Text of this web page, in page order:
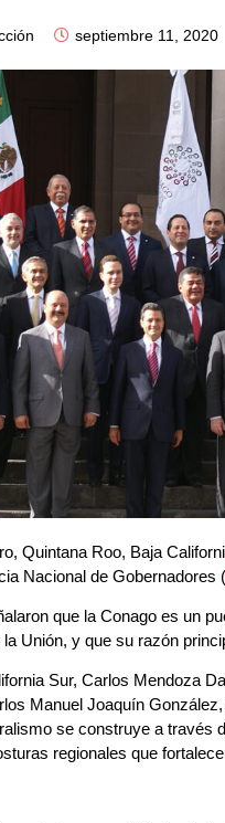
septiembre 11, 2020
Quintana Roo, Baja
Nacional de Gobernadores (
que la Conago es un
Unión, y que su razón
Sur, Carlos Mendoza
Manuel Joaquín
se construye a través
regionales que